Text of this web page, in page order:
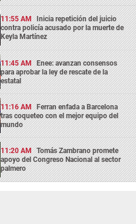
11:55 AM Inicia repetición del juicio
contra policía acusado por la muerte de
Keyla Martínez
11:45 AM Enee: avanzan consensos
para aprobar la ley de rescate de la
estatal
11:16 AM Ferran enfada a Barcelona
tras coqueteo con el mejor equipo del
mundo
11:20 AM Tomás Zambrano promete
apoyo del Congreso Nacional al sector
palmero